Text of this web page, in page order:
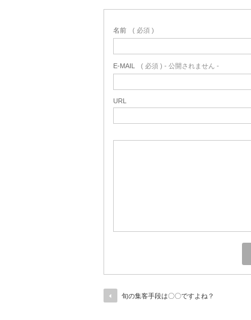
名前 ( 必須 )
E-MAIL ( 必須 ) - 公開されません -
URL
旬の集客手段は〇〇ですよね？